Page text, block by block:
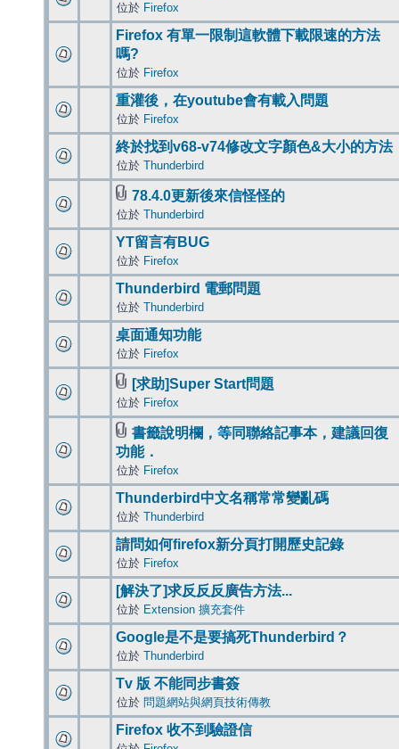
位於 Firefox
Firefox 有單一限制這軟體下載限速的方法
嗎?
位於 Firefox
重灌後，在youtube會有載入問題
位於 Firefox
終於找到v68-v74修改文字顏色&大小的方法
位於 Thunderbird
78.4.0更新後來信怪怪的
位於 Thunderbird
YT留言有BUG
位於 Firefox
Thunderbird 電郵問題
位於 Thunderbird
桌面通知功能
位於 Firefox
[求助]Super Start問題
位於 Firefox
書籤說明欄，等同聯絡記事本，建議回復
功能．
位於 Firefox
Thunderbird中文名稱常常變亂碼
位於 Thunderbird
請問如何firefox新分頁打開歷史記錄
位於 Firefox
[解決了]求反反反廣告方法...
位於 Extension 擴充套件
Google是不是要搞死Thunderbird？
位於 Thunderbird
Tv 版 不能同步書簽
位於 問題網站與網頁技術傳教
Firefox 收不到驗證信